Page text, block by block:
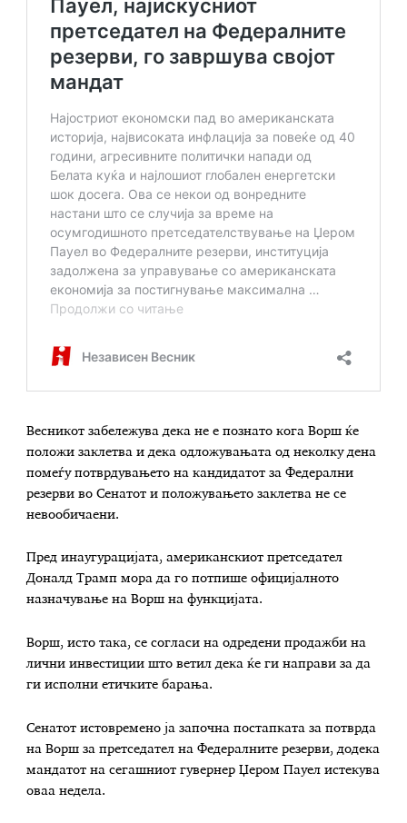
Весникот забележува дека не е познато кога Ворш ќе
положи заклетва и дека одложувањата од неколку дена
помеѓу потврдувањето на кандидатот за Федерални
резерви во Сенатот и положувањето заклетва не се
невообичаени.
Пред инаугурацијата, американскиот претседател
Доналд Трамп мора да го потпише официјалното
назначување на Ворш на функцијата.
Ворш, исто така, се согласи на одредени продажби на
лични инвестиции што ветил дека ќе ги направи за да
ги исполни етичките барања.
Сенатот истовремено ја започна постапката за потврда
на Ворш за претседател на Федералните резерви, додека
мандатот на сегашниот гувернер Џером Пауел истекува
оваа недела.